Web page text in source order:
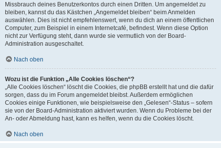
Missbrauch deines Benutzerkontos durch einen Dritten. Um angemeldet zu
bleiben, kannst du das Kästchen „Angemeldet bleiben“ beim Anmelden
auswählen. Dies ist nicht empfehlenswert, wenn du dich an einem öffentlichen
Computer, zum Beispiel in einem Internetcafé, befindest. Wenn diese Option
nicht zur Verfügung steht, dann wurde sie vermutlich von der Board-
Administration ausgeschaltet.
Nach oben
Wozu ist die Funktion „Alle Cookies löschen“?
„Alle Cookies löschen“ löscht die Cookies, die phpBB erstellt hat und die dafür
sorgen, dass du im Forum angemeldet bleibst. Außerdem ermöglichen
Cookies einige Funktionen, wie beispielsweise den „Gelesen“-Status – sofern
sie von der Board-Administration aktiviert wurden. Wenn du Probleme bei der
An- oder Abmeldung hast, kann es helfen, wenn du die Cookies löscht.
Nach oben